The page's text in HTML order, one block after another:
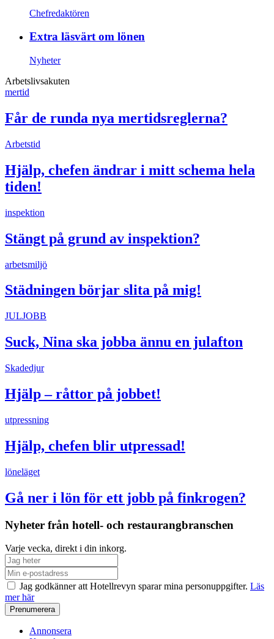
Chefredaktören
Extra läsvärt om lönen
Nyheter
Arbetslivsakuten
mertid
Får de runda nya mertidsreglerna?
Arbetstid
Hjälp, chefen ändrar i mitt schema hela
tiden!
inspektion
Stängt på grund av inspektion?
arbetsmiljö
Städningen börjar slita på mig!
JULJOBB
Suck, Nina ska jobba ännu en julafton
Skadedjur
Hjälp – råttor på jobbet!
utpressning
Hjälp, chefen blir utpressad!
löneläget
Gå ner i lön för ett jobb på finkrogen?
Nyheter från hotell- och restaurangbranschen
Varje vecka, direkt i din inkorg.
Jag godkänner att Hotellrevyn sparar mina personuppgifter. Läs
mer här
Annonsera